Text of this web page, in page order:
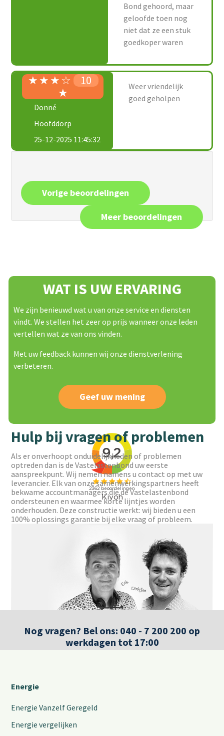
Bond gehoord, maar
geloofde toen nog
niet dat ze een stuk
goedkoper waren
10
☆
★
★
★
★
Donné
Hoofddorp
25-12-2025 11:45:32
Weer vriendelijk
goed geholpen
Vorige beoordelingen
Meer beoordelingen
WAT IS UW ERVARING
We zijn benieuwd wat u van onze service en diensten
vindt. We stellen het zeer op prijs wanneer onze leden
vertellen wat ze van ons vinden.
Met uw feedback kunnen wij onze dienstverlening
verbeteren.
Geef uw mening
Hulp bij vragen of problemen
Als er onverhoopt onduidelijkheden of problemen
optreden dan is de Vastelastenbond uw eerste
aanspreekpunt. Wij nemen namens u contact op met uw
leverancier. Elk van onze samenwerkingspartners heeft
bekwame accountmanagers die de Vastelastenbond
ondersteunen en waarmee korte lijntjes worden
onderhouden. Deze constructie werkt: wij bieden u een
100% oplossings garantie bij elke vraag of probleem.
Nog vragen? Bel ons: 040 - 7 200 200 op
werkdagen tot 17:00
Energie
Energie Vanzelf Geregeld
Energie vergelijken